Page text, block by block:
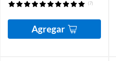
(7)
Agregar